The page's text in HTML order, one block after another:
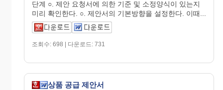
단계 ○. 제안 요청서에 의한 기준 및 소정양식이 있는지
미리 확인한다. ○. 제안서의 기본방향을 설정한다. 이때...
조회수: 698 | 다운로드: 731
상품 공급 제안서